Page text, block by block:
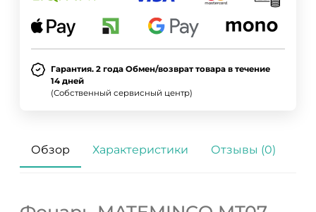
Гарантия. 2 года Обмен/возврат товара в течение
14 дней
(Собственный сервисный центр)
Обзор Характеристики Отзывы (0)